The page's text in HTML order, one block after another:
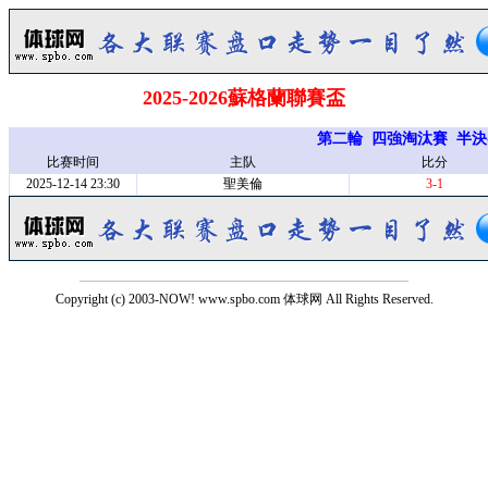
2025-2026蘇格蘭聯賽盃
第二輪 四強淘汰賽 半
比赛时间 主队
比分
2025-12-14 23:30
聖美倫 3-1
Copyright (c) 2003-NOW! www.spbo.com 体球网 All Rights Reserved.